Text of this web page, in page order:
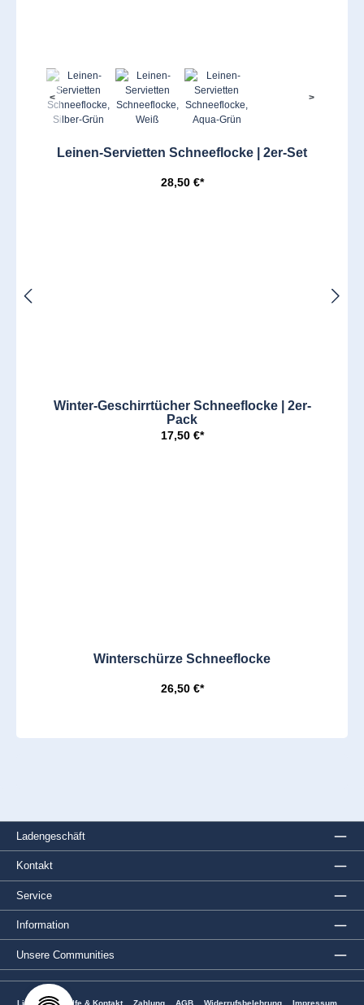
< >
Leinen-Servietten Schneeflocke | 2er-Set
28,50 €*
Winter-Geschirrtücher Schneeflocke | 2er-
Pack
17,50 €*
Winterschürze Schneeflocke
26,50 €*
Ladengeschäft
Service
Information
Kontakt
Unsere Communities
Lieferung Hilfe & Kontakt Zahlung AGB Widerrufsbelehrung Impressum